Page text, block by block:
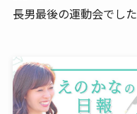
長男最後の運動会でした